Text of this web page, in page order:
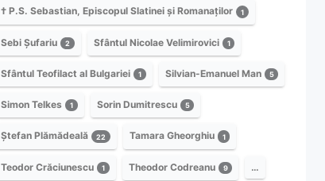
† P.S. Sebastian, Episcopul Slatinei și Romanaților 1
Sebi Șufariu 2 Sfântul Nicolae Velimirovici 1
Sfântul Teofilact al Bulgariei 1 Silvian-Emanuel Man 5
Simon Telkes 1 Sorin Dumitrescu 5
Ștefan Plămădeală 22 Tamara Gheorghiu 1
Teodor Crăciunescu 1 Theodor Codreanu 9 …